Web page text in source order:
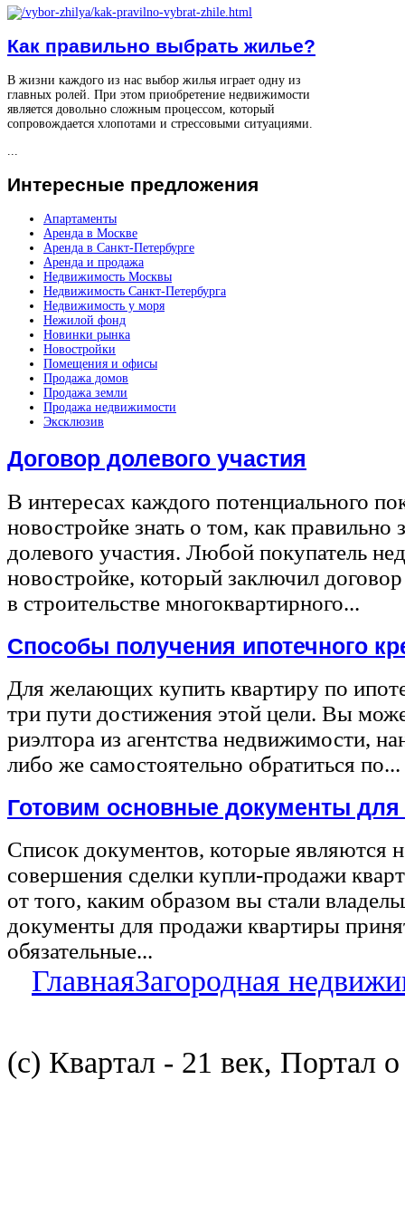
Как правильно выбрать жилье?
В жизни каждого из нас выбор жилья играет одну из
главных ролей. При этом приобретение недвижимости
является довольно сложным процессом, который
сопровождается хлопотами и стрессовыми ситуациями.
Интересные предложения
Апартаменты
Аренда в Москве
Аренда в Санкт-Петербурге
Аренда и продажа
Недвижимость Москвы
Недвижимость Санкт-Петербурга
Недвижимость у моря
Нежилой фонд
Новинки рынка
Новостройки
Помещения и офисы
Продажа домов
Продажа земли
Продажа недвижимости
Эксклюзив
Договор долевого участия
В интересах каждого потенциального
новостройке знать о том, как правильно
долевого участия. Любой покупатель
новостройке, который заключил
в строительстве многоквартирного...
Способы получения ипотечного
Для желающих купить квартиру по
три пути достижения этой цели. Вы
риэлтора из агентства недвижимости,
либо же самостоятельно обратиться по...
Готовим основные документы
Список документов, которые являются
совершения сделки купли-продажи
от того, каким образом вы стали
документы для продажи квартиры
обязательные...
ГлавнаяЗагородная
(с) Квартал - 21 век, Портал